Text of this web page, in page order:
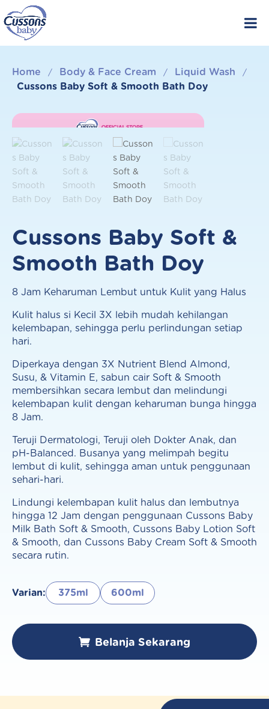
to
content
Home / Body & Face Cream / Liquid Wash /
Cussons Baby Soft & Smooth Bath Doy
Cussons Baby Soft &
Smooth Bath Doy
8 Jam Keharuman Lembut untuk Kulit yang Halus
Kulit halus si Kecil 3X lebih mudah kehilangan
kelembapan, sehingga perlu perlindungan setiap
hari.
Diperkaya dengan 3X Nutrient Blend Almond,
Susu, & Vitamin E, sabun cair Soft & Smooth
membersihkan secara lembut dan melindungi
kelembapan kulit dengan keharuman bunga hingga
8 Jam.
Teruji Dermatologi, Teruji oleh Dokter Anak, dan
pH-Balanced. Busanya yang melimpah begitu
lembut di kulit, sehingga aman untuk penggunaan
sehari-hari.
Lindungi kelembapan kulit halus dan lembutnya
hingga 12 Jam dengan penggunaan Cussons Baby
Milk Bath Soft & Smooth, Cussons Baby Lotion Soft
& Smooth, dan Cussons Baby Cream Soft & Smooth
secara rutin.
Varian: 375ml 600ml
Belanja Sekarang